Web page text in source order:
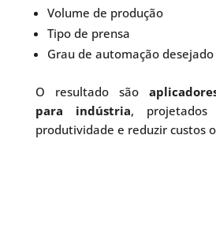
Volume de produção
Tipo de prensa
Grau de automação desejado
O resultado são
para indústria, projetados
produtividade e reduzir custos